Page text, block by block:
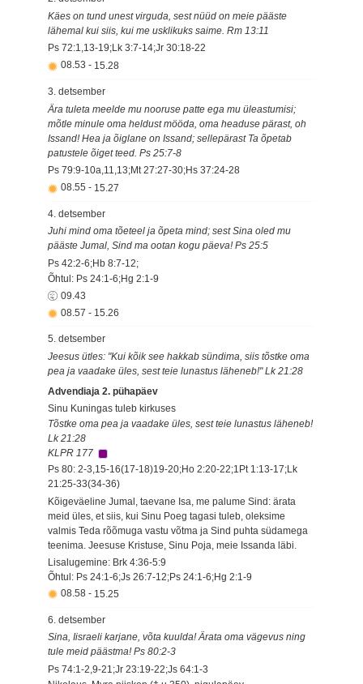
Käes on tund unest virguda, sest nüüd on meie pääste
lähemal kui siis, kui me usklikuks saime. Rm 13:11
Ps 72:1,13-19;Lk 3:7-14;Jr 30:18-22
08.53 - 15.28
3. detsember
Ära tuleta meelde mu nooruse patte ega mu üleastumisi;
mõtle minule oma heldust mööda, oma headuse pärast, oh
Issand! Hea ja õiglane on Issand; sellepärast Ta õpetab
patustele õiget teed. Ps 25:7-8
Ps 79:9-10a,11,13;Mt 27:27-30;Hs 37:24-28
08.55 - 15.27
4. detsember
Juhi mind oma tõeteel ja õpeta mind; sest Sina oled mu
pääste Jumal, Sind ma ootan kogu päeva! Ps 25:5
Ps 42:2-6;Hb 8:7-12;
Õhtul: Ps 24:1-6;Hg 2:1-9
09.43
08.57 - 15.26
5. detsember
Jeesus ütles: "Kui kõik see hakkab sündima, siis tõstke oma
pea ja vaadake üles, sest teie lunastus läheneb!" Lk 21:28
Advendiaja 2. pühapäev
Sinu Kuningas tuleb kirkuses
Tõstke oma pea ja vaadake üles, sest teie lunastus läheneb!
Lk 21:28
KLPR 177
Ps 80: 2-3,15-16(17-18)19-20;Ho 2:20-22;1Pt 1:13-17;Lk
21:25-33(34-36)
Kõigeväeline Jumal, taevane Isa, me palume Sind: ärata
meid üles, et siis, kui Sinu Poeg tagasi tuleb, oleksime
valmis Teda rõõmuga vastu võtma ja Sind puhta südamega
teenima. Jeesuse Kristuse, Sinu Poja, meie Issanda läbi.
Lisalugemine: Brk 4:36-5:9
Õhtul: Ps 24:1-6;Js 26:7-12;Ps 24:1-6;Hg 2:1-9
08.58 - 15.25
6. detsember
Sina, Iisraeli karjane, võta kuulda! Ärata oma vägevus ning
tule meid päästma! Ps 80:2-3
Ps 74:1-2,9-21;Jr 23:19-22;Js 64:1-3